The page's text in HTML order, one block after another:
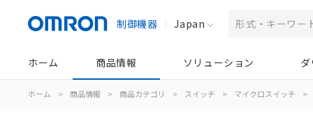
制御機器 Japan
ホーム 商品情報 ソリューション
ホーム > 商品情報 > 商品カテゴリ > スイッチ > マイクロスイッチ >